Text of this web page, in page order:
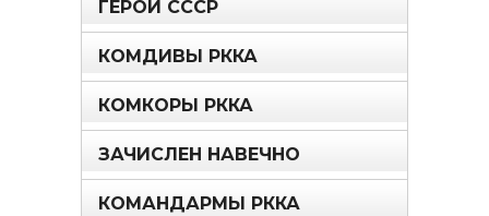
ГЕРОИ СССР
КОМДИВЫ РККА
КОМКОРЫ РККА
ЗАЧИСЛЕН НАВЕЧНО
КОМАНДАРМЫ РККА